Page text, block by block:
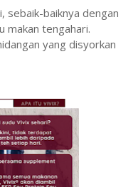
sebaik-baiknya dengan
makan tengahari.
yang disyorkan